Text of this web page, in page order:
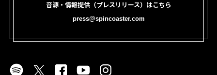
音源・情報提供（プレスリリース）はこちら
press@spincoaster.com